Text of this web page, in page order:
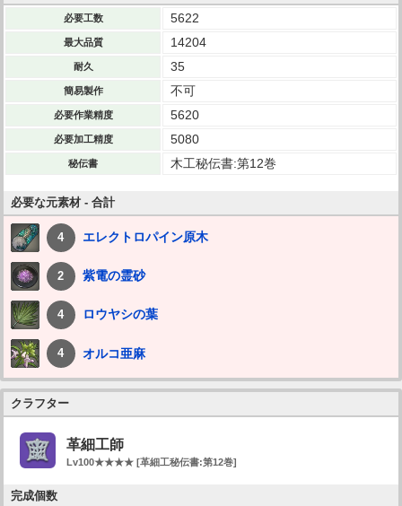
必要工数 5622
最大品質 14204
耐久 35
簡易製作 不可
必要作業精度 5620
必要加工精度 5080
秘伝書 木工秘伝書:第12巻
必要な元素材 - 合計
4 エレクトロパイン原木
2 紫電の霊砂
4 ロウヤシの葉
4 オルコ亜麻
クラフター
革細工師
Lv100★★★★ [革細工秘伝書:第12巻]
完成個数